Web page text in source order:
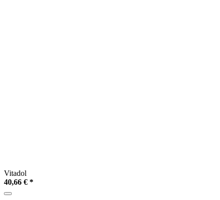
Vitadol
40,66 € *